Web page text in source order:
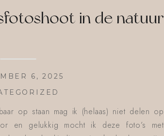
op staan mag ik (helaas) niet delen op
en gelukkig mocht ik deze foto’s met
6, 2025
in de natuur